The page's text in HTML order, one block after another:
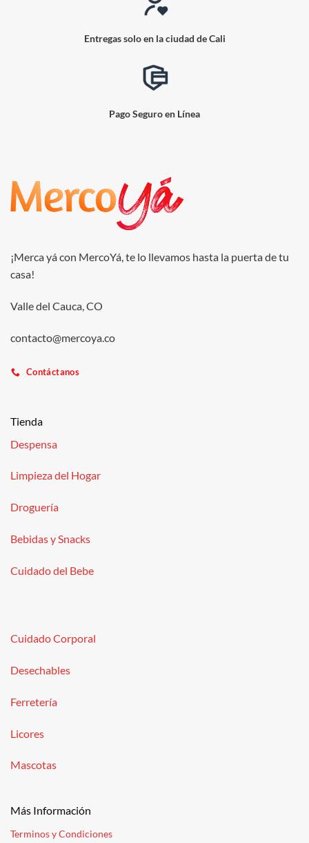
Entregas solo en la ciudad de Cali
Pago Seguro en Línea
¡Merca yá con MercoYá, te lo llevamos hasta la puerta de tu
casa!
Valle del Cauca, CO
contacto@mercoya.co
Contáctanos
Tienda
Despensa
Limpieza del Hogar
Droguería
Bebidas y Snacks
Cuidado del Bebe
Cuidado Corporal
Desechables
Ferretería
Licores
Mascotas
Más Información
Terminos y Condiciones